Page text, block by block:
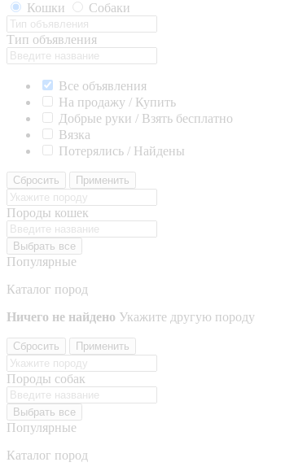
Кошки
Собаки
Тип объявления
Все объявления
На продажу / Купить
Добрые руки / Взять бесплатно
Вязка
Потерялись / Найдены
Сбросить Применить
Породы кошек
Выбрать все
Популярные
Каталог пород
Ничего не найдено Укажите другую породу
Сбросить Применить
Породы собак
Выбрать все
Популярные
Каталог пород